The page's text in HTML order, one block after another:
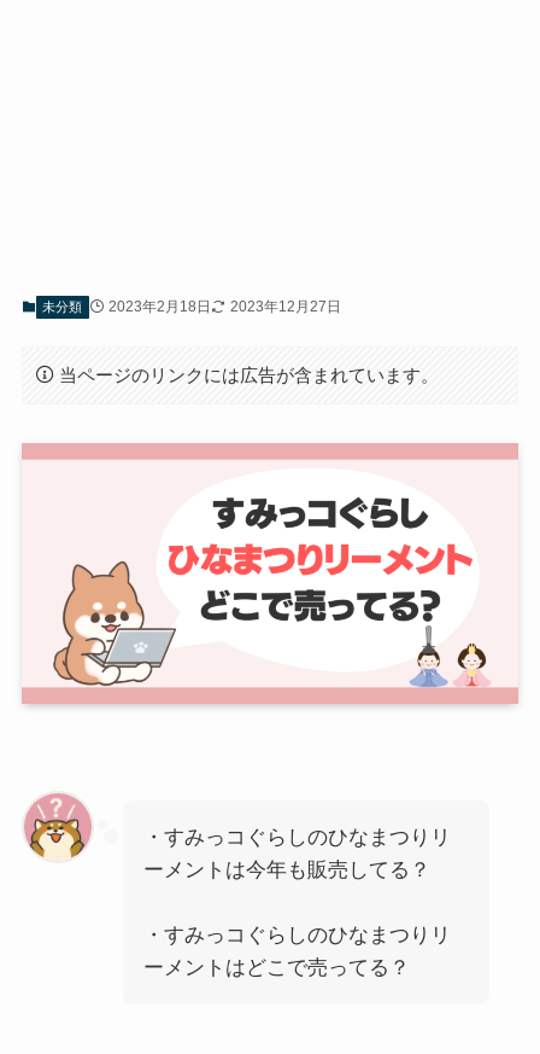
未分類 2023年2月18日 2023年12月27日
当ページのリンクには広告が含まれています。
・すみっコぐらしのひなまつりリ
ーメントは今年も販売してる？
・すみっコぐらしのひなまつりリ
ーメントはどこで売ってる？